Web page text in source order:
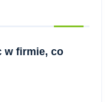
w firmie, co